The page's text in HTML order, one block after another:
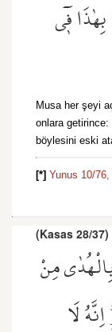
ف۪ٓي
Musa her şeyi
onlara
böylesini eski
[*] Yunus 10/76,
(Kasas 28/37)
مِنْ
لَا